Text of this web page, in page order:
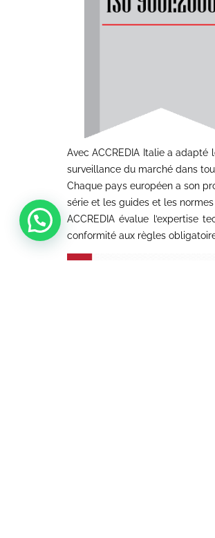
Avec ACCREDIA Italie a
surveillance du marché dans
Chaque pays européen a son
série et les guides et les
ACCREDIA évalue l’expertise
conformité aux règles